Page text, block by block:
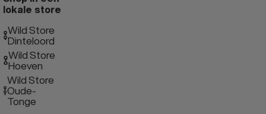
lokale store
Wild Store
Dinteloord
Wild Store
Hoeven
Wild Store
Oude-
Tonge